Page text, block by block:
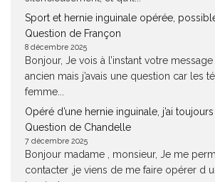
Sport et hernie inguinale opérée,
Question de Françon
8 décembre 2025
Bonjour, Je vois à l’instant votre
ancien mais j’avais une question car les
femme...
Opéré d’une hernie inguinale, j’ai
Question de Chandelle
7 décembre 2025
Bonjour madame , monsieur, Je me
contacter ,je viens de me faire opérer d